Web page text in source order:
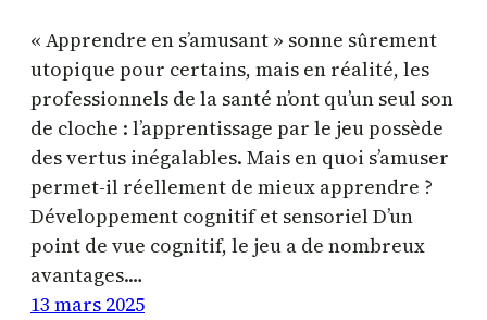
« Apprendre en s’amusant » sonne sûrement
utopique pour certains, mais en réalité, les
professionnels de la santé n’ont qu’un seul son
de cloche : l’apprentissage par le jeu possède
des vertus inégalables. Mais en quoi s’amuser
permet-il réellement de mieux apprendre ?
Développement cognitif et sensoriel D’un
point de vue cognitif, le jeu a de nombreux
avantages.…
13 mars 2025